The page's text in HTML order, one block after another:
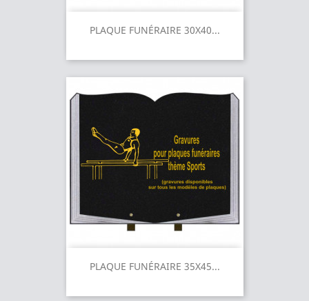
PLAQUE FUNÉRAIRE 30X40...
PLAQUE FUNÉRAIRE 35X45...